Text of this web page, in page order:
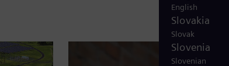
English
Slovakia
Slovak
Slovenia
Slovenian
n